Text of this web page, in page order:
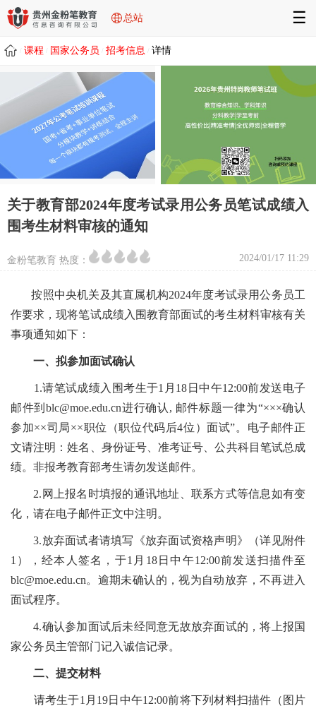
总站 ☰
课程 国家公务员 招考信息 详情
关于教育部2024年度考试录用公务员笔试成绩入
围考生材料审核的通知
金粉笔教育 热度： 2024/01/17 11:29
按照中央机关及其直属机构2024年度考试录用公务员工
作要求，现将笔试成绩入围教育部面试的考生材料审核有关
事项通知如下：
一、拟参加面试确认
1.请笔试成绩入围考生于1月18日中午12:00前发送电子
邮件到blc@moe.edu.cn进行确认, 邮件标题一律为“×××确认
参加××司局××职位（职位代码后4位）面试”。电子邮件正
文请注明：姓名、身份证号、准考证号、公共科目笔试总成
绩。非报考教育部考生请勿发送邮件。
2.网上报名时填报的通讯地址、联系方式等信息如有变
化，请在电子邮件正文中注明。
3.放弃面试者请填写《放弃面试资格声明》（详见附件
1），经本人签名，于1月18日中午12:00前发送扫描件至
blc@moe.edu.cn。逾期未确认的，视为自动放弃，不再进入
面试程序。
4.确认参加面试后未经同意无故放弃面试的，将上报国
家公务员主管部门记入诚信记录。
二、提交材料
请考生于1月19日中午12:00前将下列材料扫描件（图片